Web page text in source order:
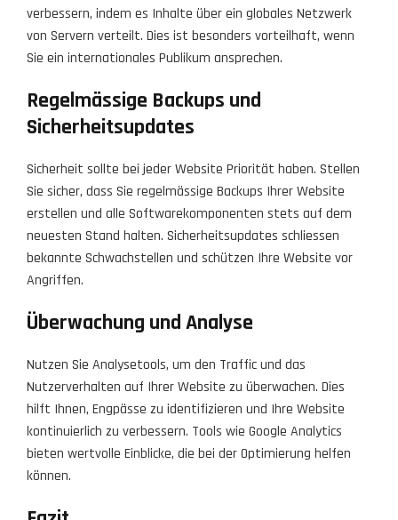
verbessern, indem es Inhalte über ein globales Netzwerk
von Servern verteilt. Dies ist besonders vorteilhaft, wenn
Sie ein internationales Publikum ansprechen.
Regelmässige Backups und
Sicherheitsupdates
Sicherheit sollte bei jeder Website Priorität haben. Stellen
Sie sicher, dass Sie regelmässige Backups Ihrer Website
erstellen und alle Softwarekomponenten stets auf dem
neuesten Stand halten. Sicherheitsupdates schliessen
bekannte Schwachstellen und schützen Ihre Website vor
Angriffen.
Überwachung und Analyse
Nutzen Sie Analysetools, um den Traffic und das
Nutzerverhalten auf Ihrer Website zu überwachen. Dies
hilft Ihnen, Engpässe zu identifizieren und Ihre Website
kontinuierlich zu verbessern. Tools wie Google Analytics
bieten wertvolle Einblicke, die bei der Optimierung helfen
können.